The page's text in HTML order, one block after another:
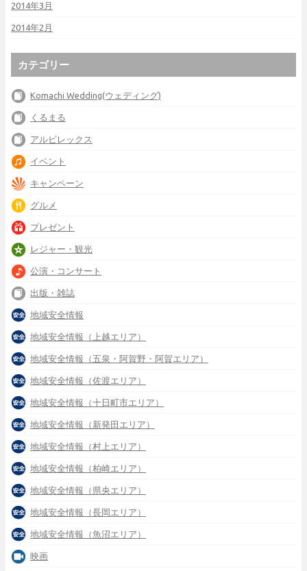
2014年3月
2014年2月
カテゴリー
Komachi Wedding(ウェディング)
くるまる
アルビレックス
イベント
キャンペーン
グルメ
プレゼント
レジャー・観光
公演・コンサート
出版・雑誌
地域安全情報
地域安全情報（上越エリア）
地域安全情報（五泉・阿賀野・阿賀エリア）
地域安全情報（佐渡エリア）
地域安全情報（十日町市エリア）
地域安全情報（新発田エリア）
地域安全情報（村上エリア）
地域安全情報（柏崎エリア）
地域安全情報（県央エリア）
地域安全情報（長岡エリア）
地域安全情報（魚沼エリア）
映画